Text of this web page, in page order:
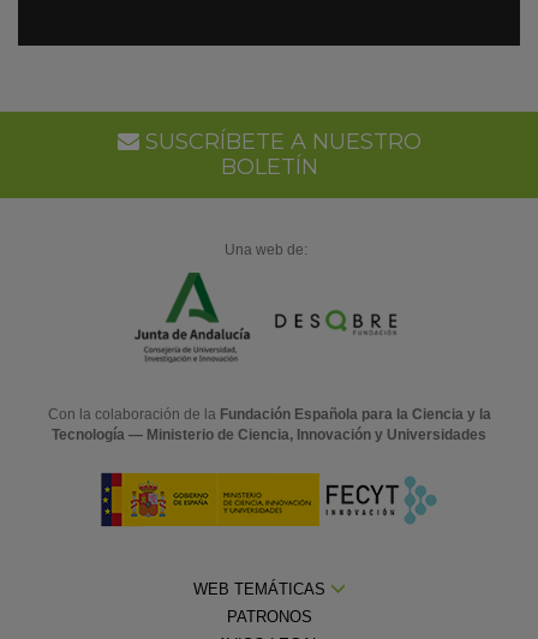
SUSCRÍBETE A NUESTRO
BOLETÍN
Una web de:
Con la colaboración de la Fundación Española para la Ciencia y la
Tecnología — Ministerio de Ciencia, Innovación y Universidades
WEB TEMÁTICAS
PATRONOS